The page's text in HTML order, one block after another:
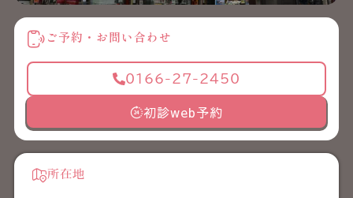
ご予約・お問い合わせ
0166-27-2450
初診web予約
所在地